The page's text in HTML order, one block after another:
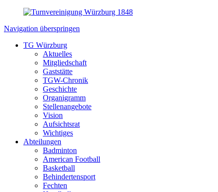
Navigation überspringen
TG Würzburg
Aktuelles
Mitgliedschaft
Gaststätte
TGW-Chronik
Geschichte
Organigramm
Stellenangebote
Vision
Aufsichtsrat
Wichtiges
Abteilungen
Badminton
American Football
Basketball
Behindertensport
Fechten